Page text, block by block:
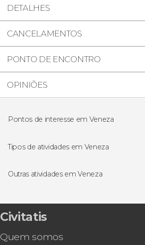
DETALHES
CANCELAMENTOS
PONTO DE ENCONTRO
OPINIÕES
Pontos de interesse em Veneza
Basílica de São Marcos
Burano
Tipos de atividades em Veneza
Excursões de um dia
Concerto
Gastronomia e enoturismo
Outras atividades em Veneza
Concerto de As Quatro Estações
igreja da Piedade
de gôndola
Civitatis
Quem somos